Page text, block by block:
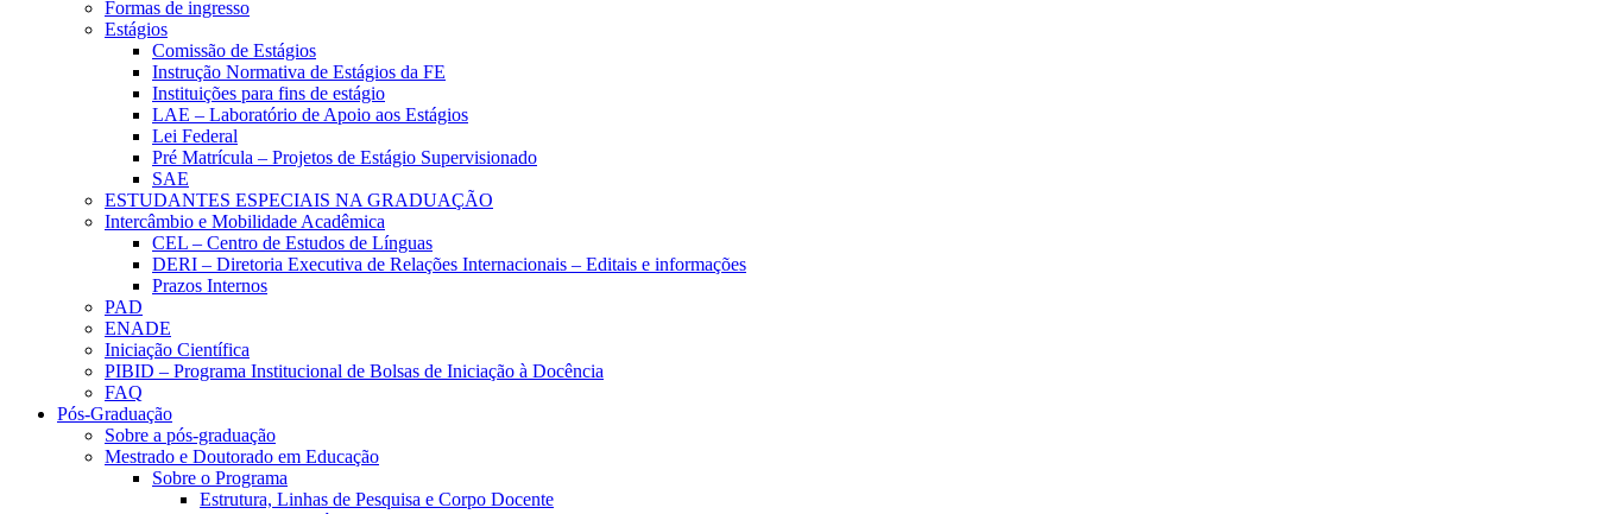
Formas de ingresso
Estágios
Comissão de Estágios
Instrução Normativa de Estágios da FE
Instituições para fins de estágio
LAE – Laboratório de Apoio aos Estágios
Lei Federal
Pré Matrícula – Projetos de Estágio Supervisionado
SAE
ESTUDANTES ESPECIAIS NA GRADUAÇÃO
Intercâmbio e Mobilidade Acadêmica
CEL – Centro de Estudos de Línguas
DERI – Diretoria Executiva de Relações Internacionais – Editais e informações
Prazos Internos
PAD
ENADE
Iniciação Científica
PIBID – Programa Institucional de Bolsas de Iniciação à Docência
FAQ
Pós-Graduação
Sobre a pós-graduação
Mestrado e Doutorado em Educação
Sobre o Programa
Estrutura, Linhas de Pesquisa e Corpo Docente